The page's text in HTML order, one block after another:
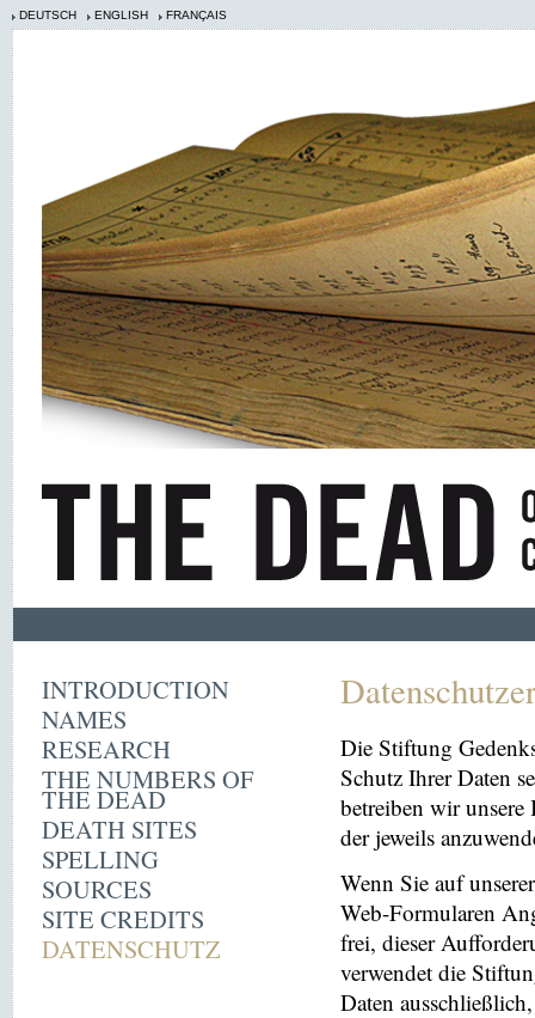
DEUTSCH ENGLISH FRANÇAIS
INTRODUCTION
NAMES
RESEARCH
THE NUMBERS OF
THE DEAD
DEATH SITES
SPELLING
SOURCES
SITE CREDITS
DATENSCHUTZ
Die Stiftung
Schutz Ihrer Daten
betreiben wir
der jeweils
Wenn Sie auf
Web-Formularen
frei, dieser
verwendet die
Daten